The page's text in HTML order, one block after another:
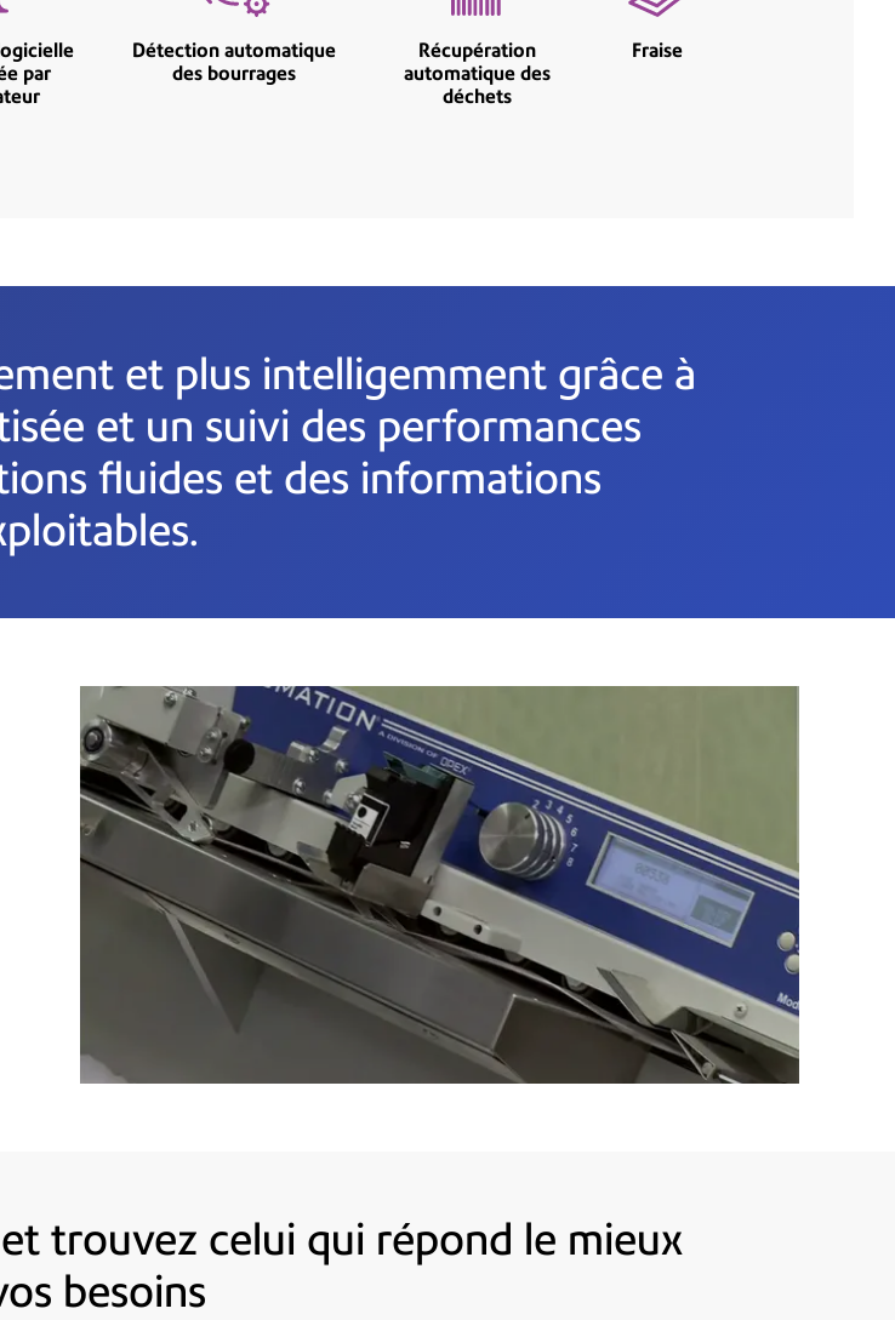
par
Détection automatique
des bourrages
Récupération
automatique des
déchets
Fraise
et plus intelligemment grâce à
et un suivi des performances
fluides et des informations
trouvez celui qui répond le mieux
besoins